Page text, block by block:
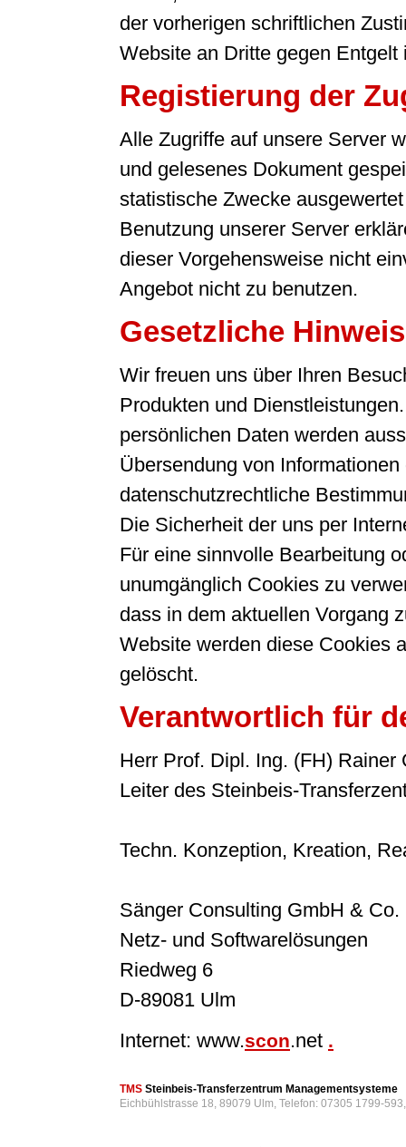
der vorherigen schriftlichen
Website an Dritte gegen Entgelt
Registierung der
Alle Zugriffe auf unsere Server
und gelesenes Dokument
statistische Zwecke
Benutzung unserer Server
dieser Vorgehensweise nicht
Angebot nicht zu benutzen.
Gesetzliche
Wir freuen uns über Ihren
Produkten und
persönlichen Daten werden
Übersendung von
datenschutzrechtliche
Die Sicherheit der uns per
Für eine sinnvolle Bearbeitung
unumgänglich Cookies zu
dass in dem aktuellen Vorgang
Website werden diese Cookies
gelöscht.
Verantwortlich für
Herr Prof. Dipl. Ing. (FH) Rainer
Leiter des Steinbeis-
Techn. Konzeption, Kreation,
Sänger Consulting GmbH & Co.
Netz- und Softwarelösungen
Riedweg 6
D-89081 Ulm
Internet: www.scon.net .
TMS Steinbeis-Transferzentrum Managementsysteme
Eichbühlstrasse 18, 89079 Ulm, Telefon: 07305 1799-